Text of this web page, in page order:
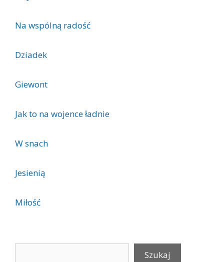
Na wspólną radość
Dziadek
Giewont
Jak to na wojence ładnie
W snach
Jesienią
Miłość
Szukaj